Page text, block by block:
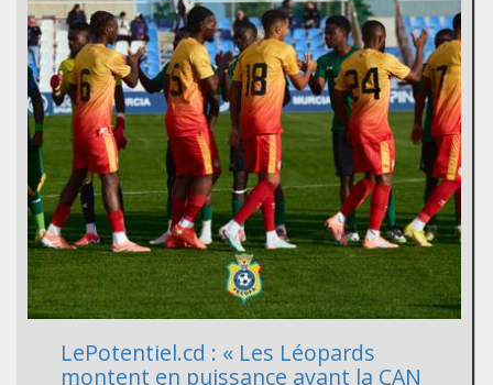
LePotentiel.cd : « Les Léopards
montent en puissance avant la CAN